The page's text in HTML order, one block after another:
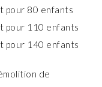
pour 80 enfants
pour 110 enfants
pour 140 enfants
de